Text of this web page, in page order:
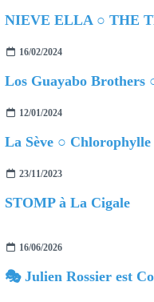
16/02/2024
12/01/2024
La Sève ○ Chlorophylle
23/11/2023
STOMP à La Cigale
16/06/2026